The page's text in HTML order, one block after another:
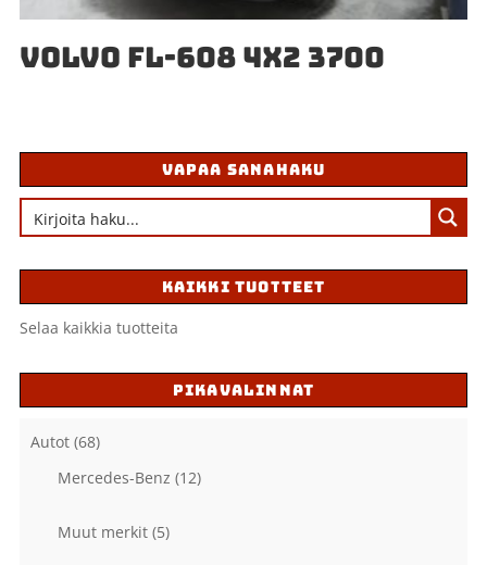
VOLVO FL-608 4X2 3700
VAPAA SANAHAKU
KAIKKI TUOTTEET
Selaa kaikkia tuotteita
PIKAVALINNAT
Autot (68)
Mercedes-Benz (12)
Muut merkit (5)